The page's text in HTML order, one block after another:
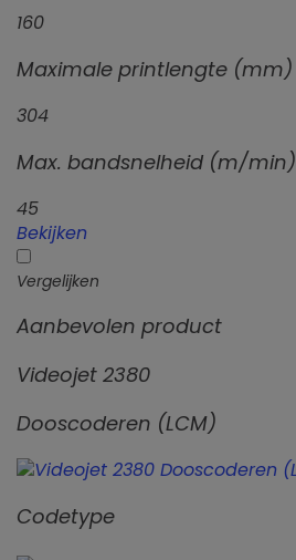
160
Maximale printlengte (mm)
304
Max. bandsnelheid (m/min)
45
Bekijken
Vergelijken
Aanbevolen product
Videojet 2380
Dooscoderen (LCM)
Codetype